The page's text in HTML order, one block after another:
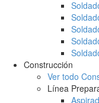
Construcción
Ver todo
Línea